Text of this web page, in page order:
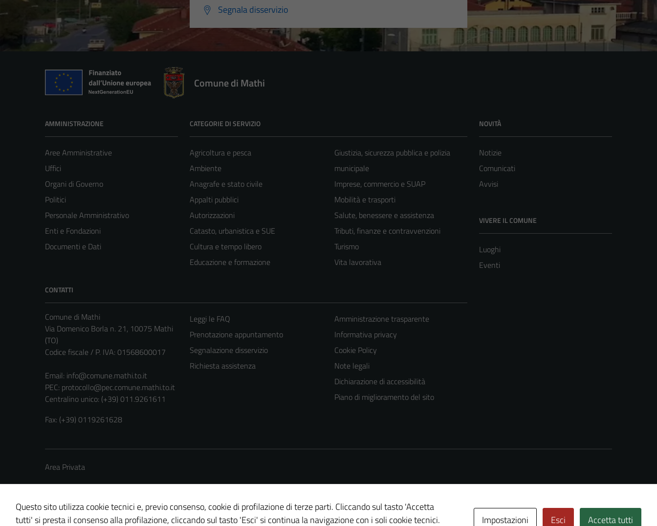
Segnala disservizio
Comune di Mathi
AMMINISTRAZIONE
Aree Amministrative
Uffici
Organi di Governo
Politici
Personale Amministrativo
Enti e Fondazioni
Documenti e Dati
CATEGORIE DI SERVIZIO
Agricoltura e pesca
Ambiente
Anagrafe e stato civile
Appalti pubblici
Autorizzazioni
Catasto, urbanistica e SUE
Cultura e tempo libero
Educazione e formazione
Giustizia, sicurezza pubblica e polizia
municipale
Imprese, commercio e SUAP
Mobilità e trasporti
Salute, benessere e assistenza
Tributi, finanze e contravvenzioni
Turismo
Vita lavorativa
NOVITÀ
Notizie
Comunicati
Avvisi
VIVERE IL COMUNE
Luoghi
Eventi
CONTATTI
Comune di Mathi
Via Domenico Borla n. 21, 10075 Mathi
(TO)
Codice fiscale / P. IVA: 01568600017
Email: info@comune.mathi.to.it
PEC: protocollo@pec.comune.mathi.to.it
Centralino unico: (+39) 011.9261611
Fax: (+39) 0119261628
Leggi le FAQ
Prenotazione appuntamento
Segnalazione disservizio
Richiesta assistenza
Amministrazione trasparente
Informativa privacy
Cookie Policy
Note legali
Dichiarazione di accessibilità
Piano di miglioramento del sito
Area Privata
Questo sito utilizza cookie tecnici e, previo consenso, cookie di profilazione di terze parti. Cliccando sul tasto 'Accetta
tutti' si presta il consenso alla profilazione, cliccando sul tasto 'Esci' si continua la navigazione con i soli cookie tecnici.
Impostazioni Esci Accetta tutti
Tecnici